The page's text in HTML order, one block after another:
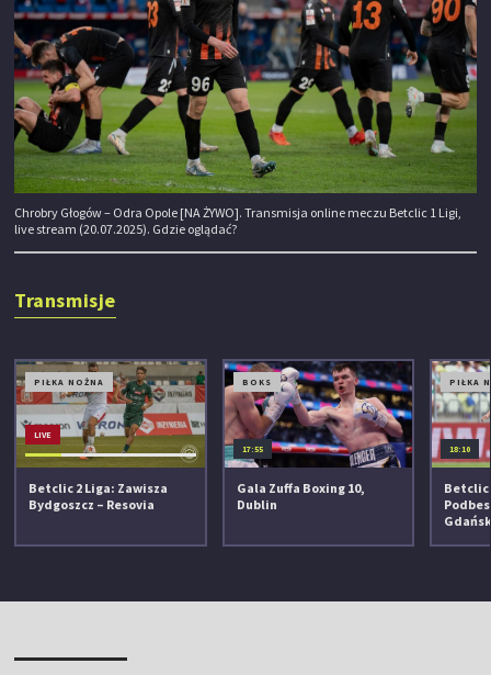
Chrobry Głogów – Odra Opole [NA ŻYWO]. Transmisja online meczu Betclic 1 Ligi,
live stream (20.07.2025). Gdzie oglądać?
Transmisje
PIŁKA NOŻNA
LIVE
Betclic 2 Liga: Zawisza
Bydgoszcz – Resovia
BOKS
17:55
Gala Zuffa Boxing 10,
Dublin
PIŁKA
18:10
Betclic